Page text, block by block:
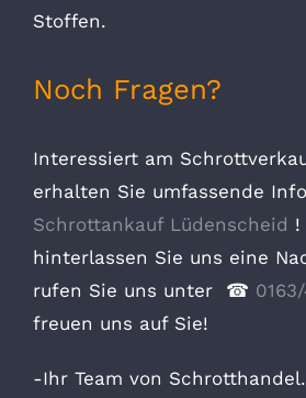
Stoffen.
Noch Fragen?
Interessiert am
erhalten Sie umfassende
Schrottankauf Lüdenscheid !
hinterlassen Sie uns eine
rufen Sie uns unter ☎
freuen uns auf Sie!
-Ihr Team von Schrotthandel.